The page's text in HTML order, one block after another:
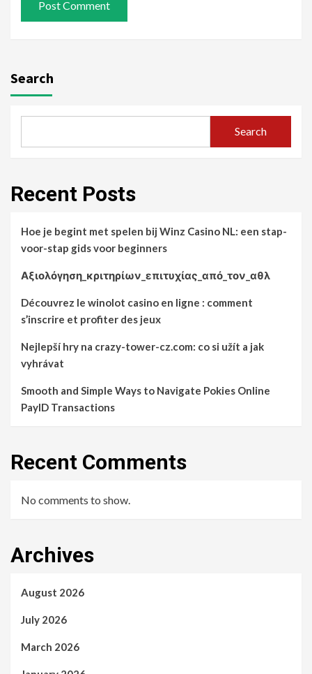
Search
Search
Recent Posts
Hoe je begint met spelen bij Winz Casino NL: een stap-
voor-stap gids voor beginners
Αξιολόγηση_κριτηρίων_επιτυχίας_από_τον_αθλ
Découvrez le winolot casino en ligne : comment
s’inscrire et profiter des jeux
Nejlepší hry na crazy-tower-cz.com: co si užít a jak
vyhrávat
Smooth and Simple Ways to Navigate Pokies Online
PayID Transactions
Recent Comments
No comments to show.
Archives
August 2026
July 2026
March 2026